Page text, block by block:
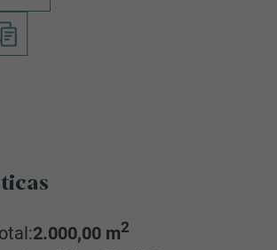
2.000,00 m2